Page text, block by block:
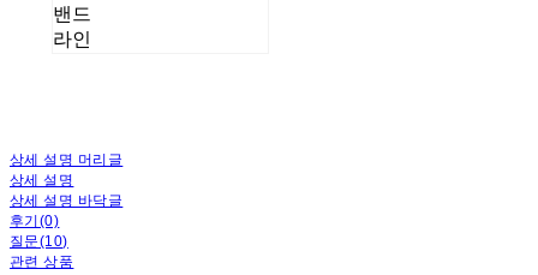
밴드
라인
상세 설명 머리글
상세 설명
상세 설명 바닥글
후기(0)
질문(10)
관련 상품